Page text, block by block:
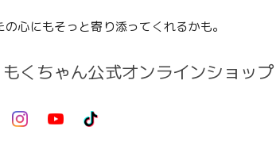
の心にもそっと寄り添ってくれるかも。
もくちゃん公式オンラインショップ